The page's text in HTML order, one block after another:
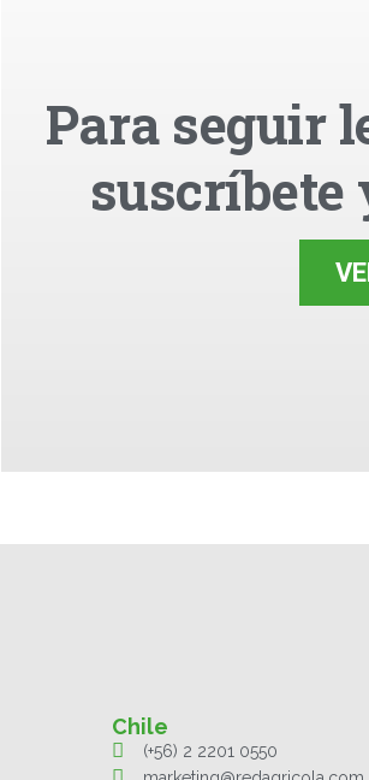
Para seguir
suscríbete
Chile
(+56) 2 2201 0550